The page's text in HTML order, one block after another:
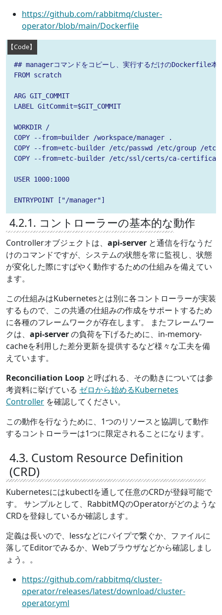
https://github.com/rabbitmq/cluster-
operator/blob/main/Dockerfile
## managerコマンドをコピーし、実行するだけのDockerfile本
FROM scratch
ARG GIT_COMMIT
LABEL GitCommit=$GIT_COMMIT
WORKDIR /
COPY --from=builder /workspace/manager .
COPY --from=etc-builder /etc/passwd /etc/group /etc/
COPY --from=etc-builder /etc/ssl/certs/ca-
USER 1000:1000
ENTRYPOINT ["/manager"]
4.2.1. コントローラーの基本的な動作
Controllerオブジェクトは、 api-server と通信を行なうだ
けのコマンドですが、システムの状態を常に監視し、状態
が変化した際にすばやく動作するための仕組みを備えてい
ます。
この仕組みはKubernetesとは別に各コントローラーが実装
するもので、この共通の仕組みの作成をサポートするため
に各種のフレームワークが存在します。 またフレームワー
クは、 api-serverの負荷を下げるために、in-memory-
cacheを利用した差分更新を提供するなど様々な工夫を備
えています。
Reconciliation Loop と呼ばれる、その動きについては参
考資料に挙げている ゼロから始めるKubernetes
Controller を確認してください。
この動作を行なうために、1つのリソースと協調して動作
するコントローラーは1つに限定されることになります。
4.3. Custom Resource Definition
(CRD)
Kubernetesにはkubectlを通して任意のCRDが登録可能で
す。 サンプルとして、RabbitMQのOperatorがどのような
CRDを登録しているか確認します。
定義は長いので、lessなどにパイプで繋ぐか、ファイルに
落してEditorでみるか、Webブラウザなどから確認しまし
ょう。。
https://github.com/rabbitmq/cluster-
operator/releases/latest/download/cluster-
operator.yml